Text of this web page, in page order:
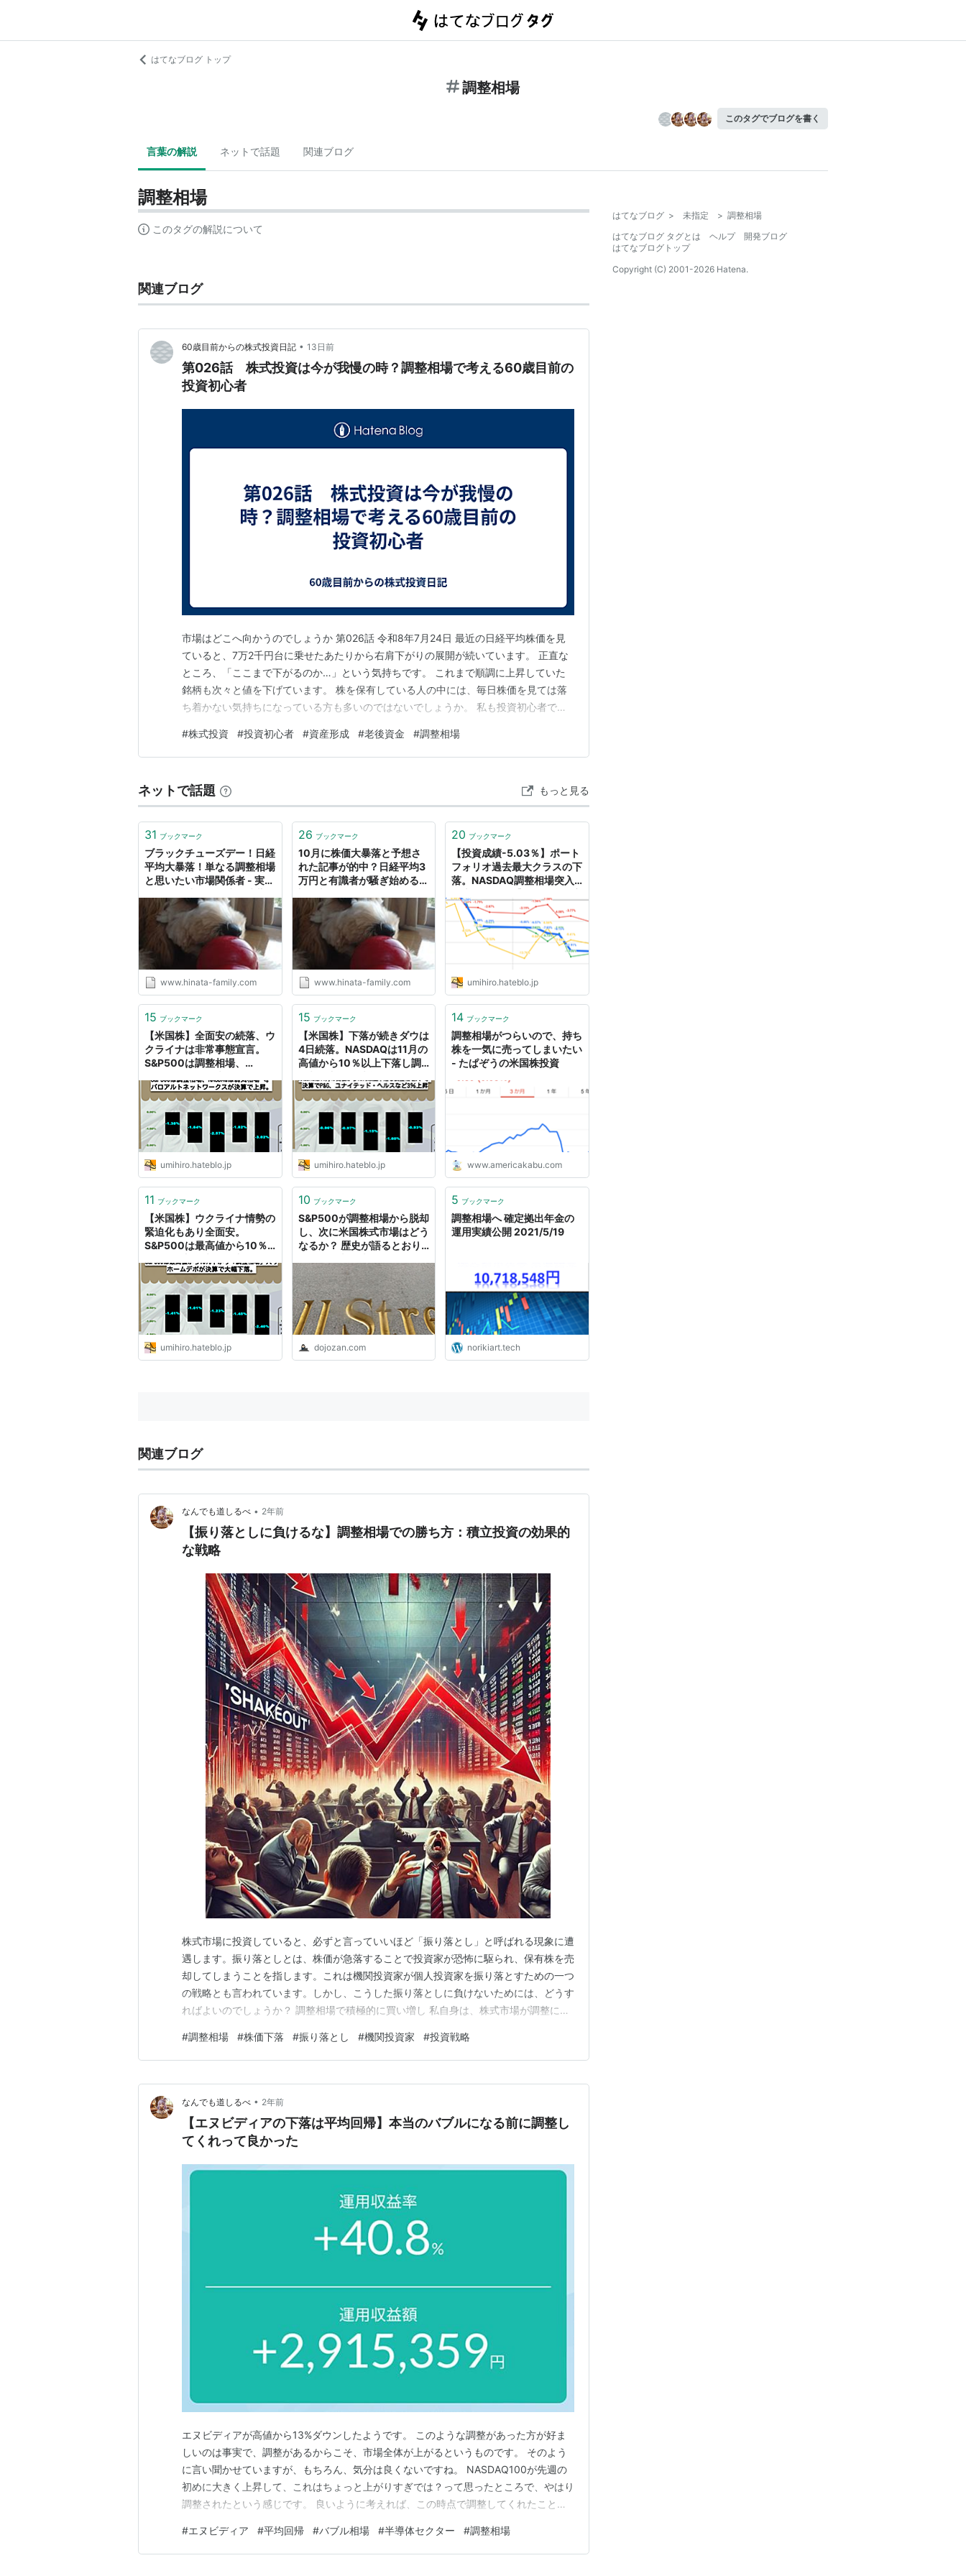
はてなブログ トップ
調整相場
このタグでブログを書く
言葉の解説 ネットで話題 関連ブログ
調整相場
このタグの解説について
関連ブログ
60歳目前からの株式投資日記 • 13日前
第026話 株式投資は今が我慢の時？調整相場で考える60歳目前の
投資初心者
市場はどこへ向かうのでしょうか 第026話 令和8年7月24日 最近の日経平均株価を見
ていると、7万2千円台に乗せたあたりから右肩下がりの展開が続いています。 正直な
ところ、「ここまで下がるのか…」という気持ちです。 これまで順調に上昇していた
銘柄も次々と値を下げています。 株を保有している人の中には、毎日株価を見ては落
ち着かない気持ちになっている方も多いのではないでしょうか。 私も投資初心者です
のではないか」と不安になりますよね。 でも、実は私は今回の下落を少し違う見方で
考えています。 以前のブログでも書きましたが…
#株式投資 #投資初心者 #資産形成 #老後資金 #調整相場
ネットで話題 もっと見る
31 ブックマーク
ブラックチューズデー！日経
平均大暴落！単なる調整相場
と思いたい市場関係者 - 実
目指す奮闘記！
www.hinata-family.com
26 ブックマーク
10月に株価大暴落と予想さ
れた記事が的中？日経平均3
万円と有識者が騒ぎ始めると
IMFが警告，2019年リセッ
ション入りは現実に？ - 実
録！平凡社員が１億円貯蓄を
目指す奮闘記！
www.hinata-family.com
20 ブックマーク
【投資成績-5.03％】ポート
フォリオ過去最大クラスの下
落。NASDAQ調整相場突入
の推移と注目セクターの様
子】 - ウミノマトリクス
umihiro.hateblo.jp
15 ブックマーク
【米国株】全面安の続落、ウ
クライナは非常事態宣言。
S&P500は調整相場、
ロアルトネットワークスが決
算で上昇。 - ウミノマトリク
ス
umihiro.hateblo.jp
15 ブックマーク
【米国株】下落が続きダウは
4日続落。NASDAQは11月の
高値から10％以上下落し調
ユナイテッド・ヘルスなど
3％上昇 - ウミノマトリクス
umihiro.hateblo.jp
14 ブックマーク
調整相場がつらいので、持ち
株を一気に売ってしまいたい
- たぱぞうの米国株投資
www.americakabu.com
11 ブックマーク
【米国株】ウクライナ情勢の
緊迫化もあり全面安。
S&P500は最高値から10％
ホームデポが決算で大幅下
落。 - ウミノマトリクス
umihiro.hateblo.jp
10 ブックマーク
S&P500が調整相場から脱却
し、次に米国株式市場はどう
なるか？ 歴史が語るとおり
ＦＩＲＥ
dojozan.com
5 ブックマーク
調整相場へ 確定拠出年金の
運用実績公開 2021/5/19
norikiart.tech
関連ブログ
なんでも道しるべ • 2年前
【振り落としに負けるな】調整相場での勝ち方：積立投資の効果的
な戦略
株式市場に投資していると、必ずと言っていいほど「振り落とし」と呼ばれる現象に遭
遇します。振り落としとは、株価が急落することで投資家が恐怖に駆られ、保有株を売
却してしまうことを指します。これは機関投資家が個人投資家を振り落とすための一つ
の戦略とも言われています。しかし、こうした振り落としに負けないためには、どうす
ればよいのでしょうか？ 調整相場で積極的に買い増し 私自身は、株式市場が調整に入
立金額を増やし、再び株価が上昇してレジスタンスラインを超えたら、積立金額を元に
戻すという方法です。この戦略を実行する際には、積立金…
#調整相場 #株価下落 #振り落とし #機関投資家 #投資戦略
なんでも道しるべ • 2年前
【エヌビディアの下落は平均回帰】本当のバブルになる前に調整し
てくれって良かった
エヌビディアが高値から13%ダウンしたようです。 このような調整があった方が好ま
しいのは事実で、調整があるからこそ、市場全体が上がるというものです。 そのよう
に言い聞かせていますが、もちろん、気分は良くないですね。 NASDAQ100が先週の
初めに大きく上昇して、これはちょっと上がりすぎでは？って思ったところで、やはり
調整されたという感じです。 良いように考えれば、この時点で調整してくれたことは
恐ろしいです。 それがバブル相場を作ると思うと、恐怖しかありません。 今の救い
は、エヌビディアが落ちたこと、そして、その関連…
#エヌビディア #平均回帰 #バブル相場 #半導体セクター #調整相場
はてなブログ > 未指定 > 調整相場
はてなブログ タグとは
ヘルプ
開発ブログ
はてなブログトップ
Copyright (C) 2001-2026 Hatena.